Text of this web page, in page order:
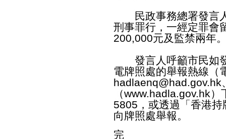
民政事務總署發言人
刑事罪行，一經定罪會
200,000元及監禁兩年
發言人呼籲市民如發
電牌照處的舉報熱線（
hadlaenq@had.gov.hk
（www.hadla.gov.hk）
5805，或透過「香港
向牌照處舉報。
完